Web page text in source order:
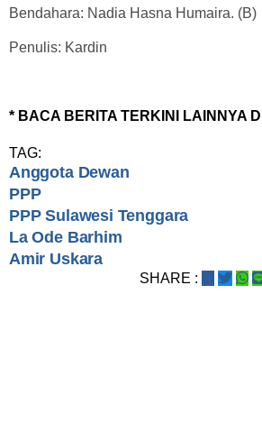
Bendahara: Nadia Hasna Humaira. (B)
Penulis: Kardin
* BACA BERITA TERKINI LAINNYA DI
TAG:
Anggota Dewan
PPP
PPP Sulawesi Tenggara
La Ode Barhim
Amir Uskara
SHARE :